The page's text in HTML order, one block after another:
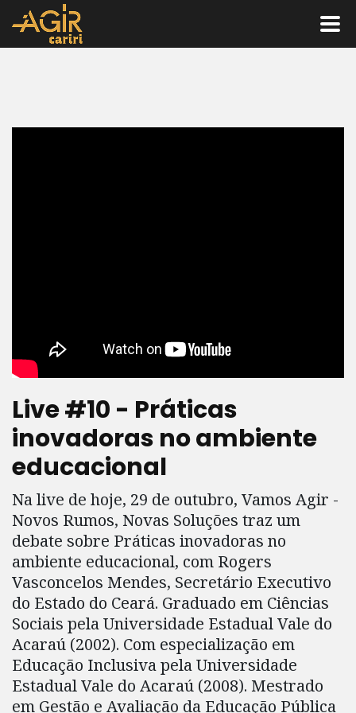
Live #10 - Práticas
inovadoras no ambiente
educacional
Na live de hoje, 29 de outubro, Vamos Agir -
Novos Rumos, Novas Soluções traz um
debate sobre Práticas inovadoras no
ambiente educacional, com Rogers
Vasconcelos Mendes, Secretário Executivo
do Estado do Ceará. Graduado em Ciências
Sociais pela Universidade Estadual Vale do
Acaraú (2002). Com especialização em
Educação Inclusiva pela Universidade
Estadual Vale do Acaraú (2008). Mestrado
em Gestão e Avaliação da Educação Pública